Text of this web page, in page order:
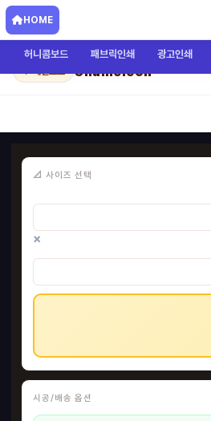
HOME
허니콤보드 패브릭인쇄 광고인쇄
← 메인으로 Chameleon
📐 사이즈 선택
×
시공/배송 옵션